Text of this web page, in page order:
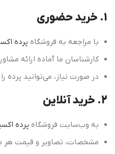
1. خرید حضوری
با مراجعه به فروشگاه پرده
کارشناسان ما آماده ارائه
در صورت نیاز، می‌توانید
2. خرید آنلاین
به وب‌سایت فروشگاه پرده
مشخصات، تصاویر و قیمت هر